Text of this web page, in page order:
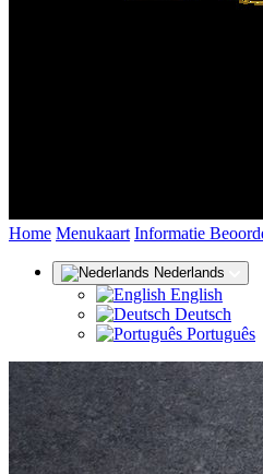
Home Menukaart Informatie
Nederlands
English
Deutsch
Português